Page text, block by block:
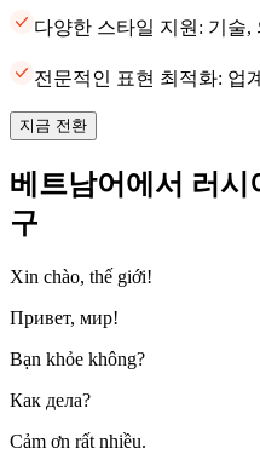
다양한 스타일 지원: 기술
전문적인 표현 최적화: 업
지금 전환
베트남어에서 러
구
Xin chào, thế giới!
Привет, мир!
Bạn khỏe không?
Как дела?
Cảm ơn rất nhiều.